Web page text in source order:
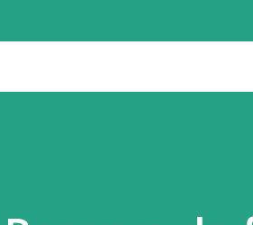
domiciliares e promova